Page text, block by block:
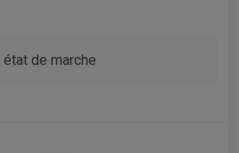
de marche